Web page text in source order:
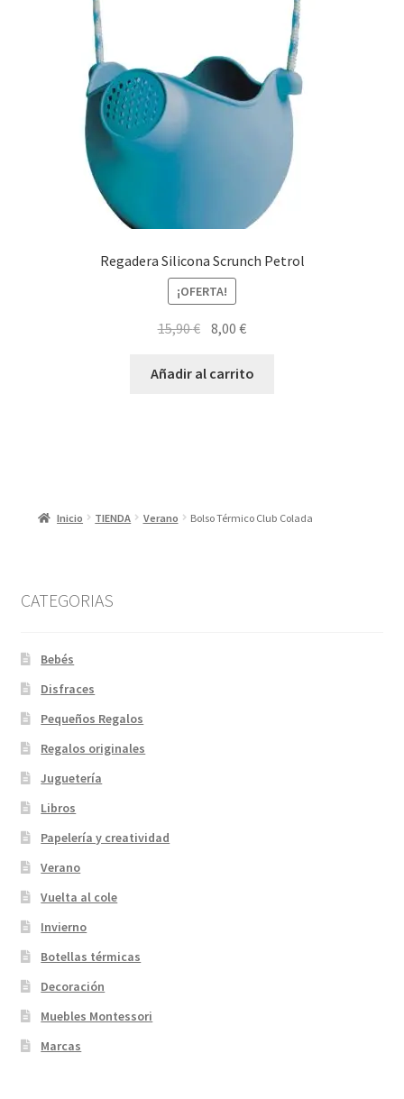
Regadera Silicona Scrunch Petrol
¡OFERTA!
15,90€ El
original
8,00€El
actual
Añadir al carrito
Inicio TIENDA Verano Bolso Térmico Club Colada
CATEGORIAS
Bebés
Disfraces
Pequeños Regalos
Regalos originales
Juguetería
Libros
Papelería y creatividad
Verano
Vuelta al cole
Invierno
Botellas térmicas
Decoración
Muebles Montessori
Marcas